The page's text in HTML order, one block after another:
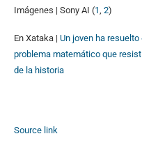
Imágenes | Sony AI (1 2)
En Xataka | Un joven ha
problema matemático que
de la historia
Source link